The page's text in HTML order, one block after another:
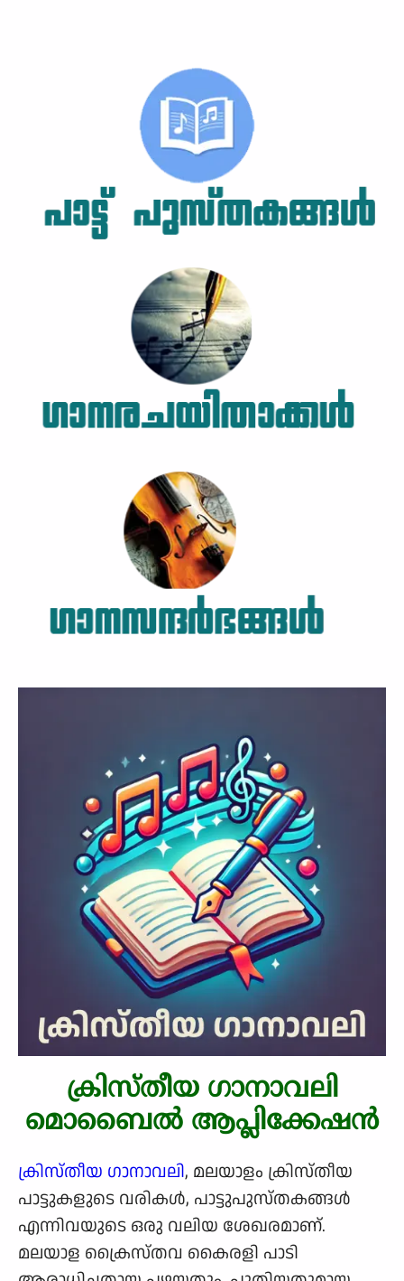
ക്രിസ്തീയ ഗാനാവലി
മൊബൈൽ ആപ്ലിക്കേഷൻ
ക്രിസ്തീയ ഗാനാവലി, മലയാളം ക്രിസ്തീയ
പാട്ടുകളുടെ വരികൾ, പാട്ടുപുസ്തകങ്ങൾ
എന്നിവയുടെ ഒരു വലിയ ശേഖരമാണ്.
മലയാള ക്രൈസ്തവ കൈരളി പാടി